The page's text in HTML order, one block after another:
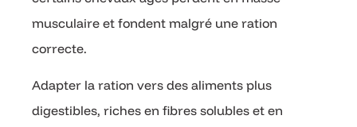
musculaire et fondent malgré une ration
correcte.
Adapter la ration vers des aliments plus
digestibles, riches en fibres solubles et en